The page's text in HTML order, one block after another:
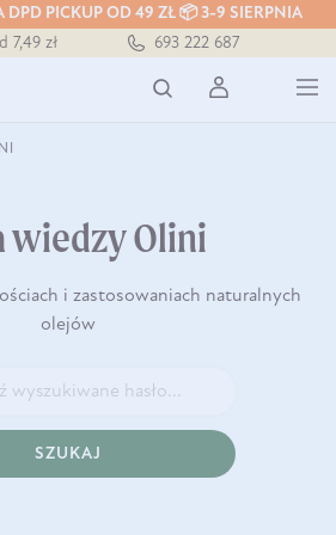
DPD PICKUP OD 49 ZŁ 📦 3-9 SIERPNIA
7,49 zł
693 222 687
wiedzy Olini
i zastosowaniach naturalnych
olejów
SZUKAJ